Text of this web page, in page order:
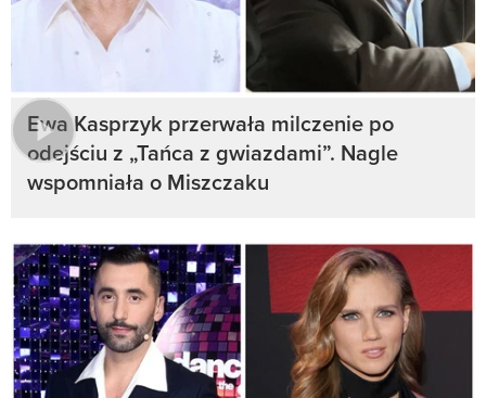
Ewa Kasprzyk przerwała milczenie po
odejściu z „Tańca z gwiazdami”. Nagle
wspomniała o Miszczaku